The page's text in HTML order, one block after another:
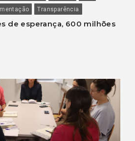
Transparência
de esperança, 600 milhões